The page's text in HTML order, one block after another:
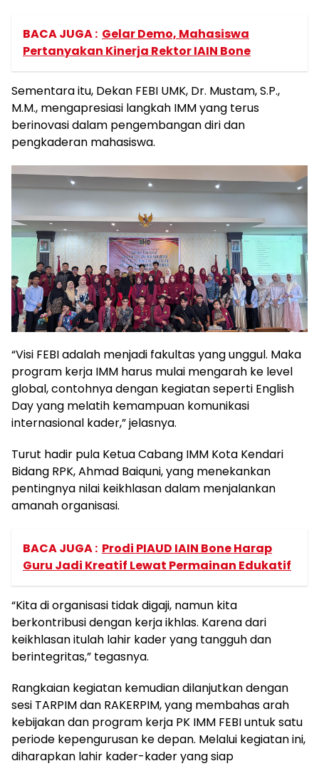
BACA JUGA : Gelar Demo, Mahasiswa
Pertanyakan Kinerja Rektor IAIN Bone
Sementara itu, Dekan FEBI UMK, Dr. Mustam, S.P.,
M.M., mengapresiasi langkah IMM yang terus
berinovasi dalam pengembangan diri dan
pengkaderan mahasiswa.
“Visi FEBI adalah menjadi fakultas yang unggul. Maka
program kerja IMM harus mulai mengarah ke level
global, contohnya dengan kegiatan seperti English
Day yang melatih kemampuan komunikasi
internasional kader,” jelasnya.
Turut hadir pula Ketua Cabang IMM Kota Kendari
Bidang RPK, Ahmad Baiquni, yang menekankan
pentingnya nilai keikhlasan dalam menjalankan
amanah organisasi.
BACA JUGA : Prodi PIAUD IAIN Bone Harap
Guru Jadi Kreatif Lewat Permainan Edukatif
“Kita di organisasi tidak digaji, namun kita
berkontribusi dengan kerja ikhlas. Karena dari
keikhlasan itulah lahir kader yang tangguh dan
berintegritas,” tegasnya.
Rangkaian kegiatan kemudian dilanjutkan dengan
sesi TARPIM dan RAKERPIM, yang membahas arah
kebijakan dan program kerja PK IMM FEBI untuk satu
periode kepengurusan ke depan. Melalui kegiatan ini,
diharapkan lahir kader-kader yang siap